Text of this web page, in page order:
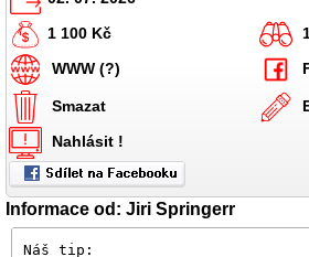
1 100 Kč
WWW (?)
Smazat
Nahlásit !
Informace od: Jiri Springerr